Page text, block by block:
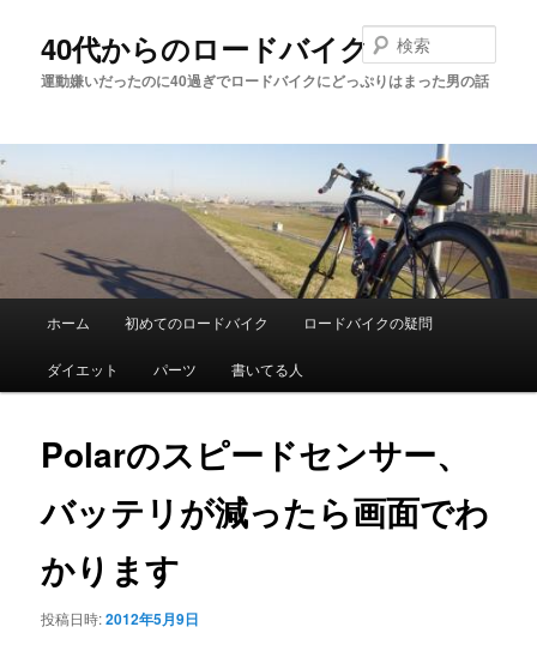
テ
ン
ツ
へ
移
40代からのロードバイク
運動嫌いだったのに40過ぎでロードバイクにどっぷりはまった男の話
索
ン
ホーム 初めてのロードバイク ロードバイクの疑問
ダイエット パーツ 書いてる人
Polarのスピードセンサー、
バッテリが減ったら画面でわ
かります
投稿日時:2012年5月9日